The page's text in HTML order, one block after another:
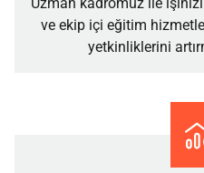
ve ekip içi eğitim
yetkinliklerini